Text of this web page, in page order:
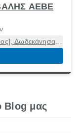
ΑΕΒΕ
Δωδεκάνησα,
Blog μας